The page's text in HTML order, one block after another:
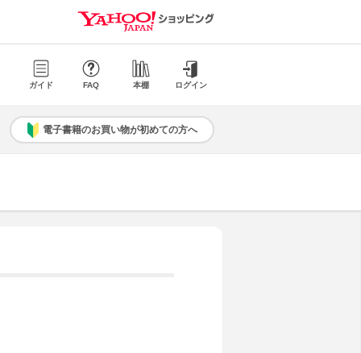
ガイド FAQ 本棚 ログイン
電子書籍のお買い物が初めての方へ